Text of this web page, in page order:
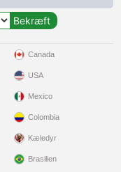
Canada
USA
Mexico
Colombia
Kæledyr
Brasilien